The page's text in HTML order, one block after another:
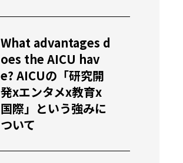
What advantages d
oes the AICU hav
e? AICUの「研究開
発xエンタメx教育x
国際」という強みに
ついて